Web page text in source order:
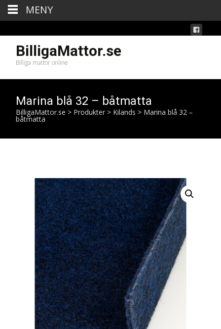
BilligaMattor.se
Billiga mattor online
Marina blå 32 – båtmatta
BilligaMattor.se > Produkter > Kilands > Marina blå 32 –
båtmatta
MENY